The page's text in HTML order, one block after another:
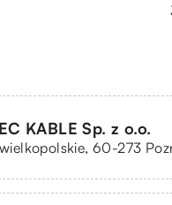
KABLE Sp. z o.o.
wielkopolskie, 60-273